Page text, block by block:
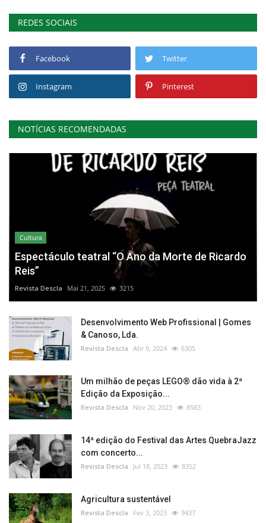
REDES SOCIAIS
Facebook Twitter
Instagram Pinterest
NOTÍCIAS RECOMENDADAS
Cultura
Espectáculo teatral “O Ano da Morte de Ricardo
Reis”
Revista Descla Mai 21, 2025 3215
Desenvolvimento Web Profissional | Gomes
& Canoso, Lda.
Revista Descla Abr 9, 2024 6305
Um milhão de peças LEGO® dão vida à 2ª
Edição da Exposição...
Revista Descla Nov 20, 2023 8583
14ª edição do Festival das Artes QuebraJazz
com concerto...
Revista Descla Jul 18, 2023 8352
Agricultura sustentável
Revista Descla Fev 3, 2023 9437